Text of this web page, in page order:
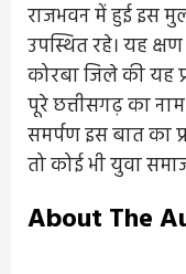
राजभवन में हुई इस
उपस्थित रहे। यह
कोरबा जिले की यह
पूरे छत्तीसगढ़ का
समर्पण इस बात का
तो कोई भी युवा
About The